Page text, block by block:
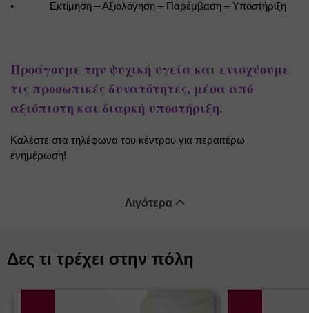
• Εκτίμηση – Αξιολόγηση – Παρέμβαση – Υποστήριξη
Προάγουμε την ψυχική υγεία και ενισχύουμε
τις προσωπικές δυνατότητες, μέσα από
αξιόπιστη και διαρκή υποστήριξη.
Καλέστε στα τηλέφωνα του κέντρου για περαιτέρω
ενημέρωση!
Λιγότερα
Δες τι τρέχει στην πόλη